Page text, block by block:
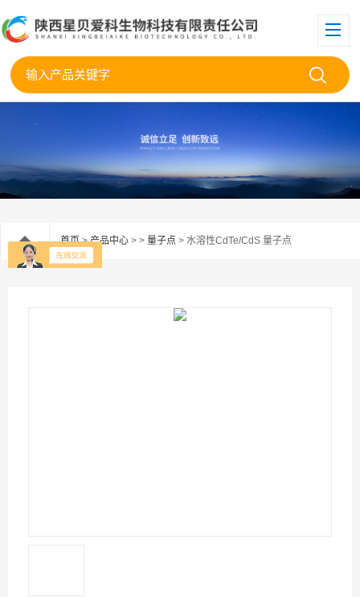
首页>产品中心 > > 量子点 > 水溶性CdTe/CdS 量子点